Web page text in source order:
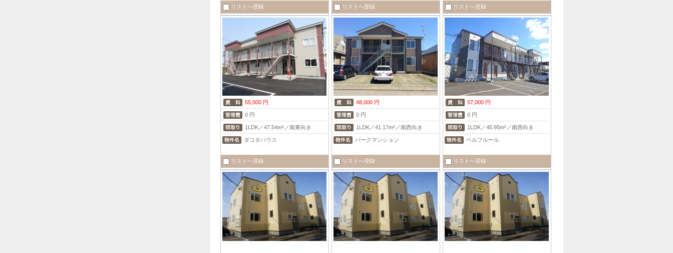
リストへ登録 リストへ登録 リストへ登録
55,000 円
0 円
1LDK／47.54m²／南東向き
ダコタハウス
リストへ登録
48,000 円
0 円
1LDK／41.17m²／南西向き
パークマンション
リストへ登録
57,000 円
0 円
1LDK／45.95m²／南西向き
ベルフルール
リストへ登録